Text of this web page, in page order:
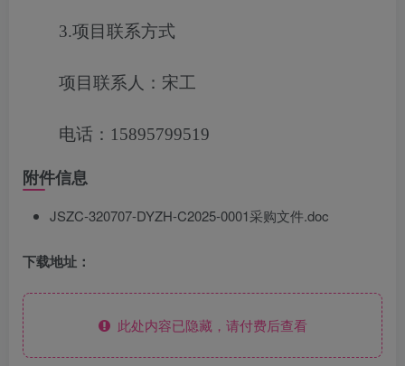
3.项目联系方式
项目联系人：宋工
电话：15895799519
附件信息
JSZC-320707-DYZH-C2025-0001采购文件.doc
下载地址：
此处内容已隐藏，请付费后查看